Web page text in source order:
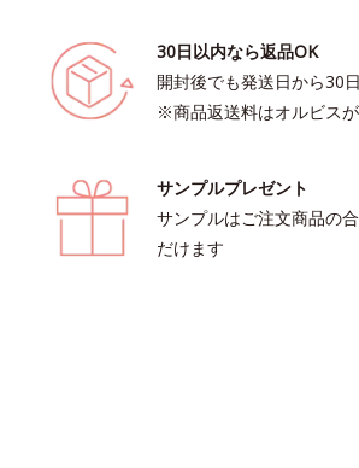
30日以内なら返品OK
開封後でも発送日から30
※商品返送料はオルビス
サンプルプレゼント
サンプルはご注文商品の
だけます